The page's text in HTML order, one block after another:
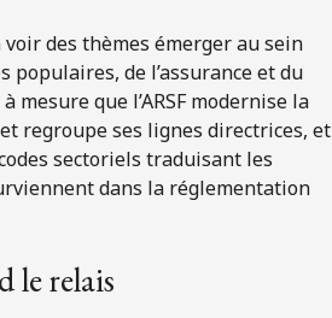
des thèmes émerger au sein
populaires, de l’assurance et du
mesure que l’ARSF modernise la
regroupe ses lignes directrices, et
sectoriels traduisant les
dans la réglementation
le relais